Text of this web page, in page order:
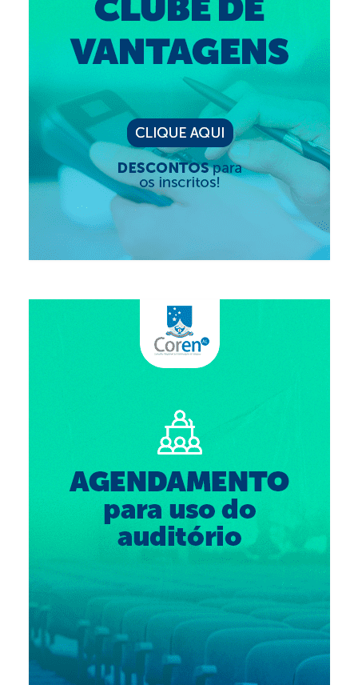
Editais e licitação
Eleições
Responsabilidade Técnica
Legislações
Decisões
Portarias
Resoluções
Processos Éticos
Censura Pública
Suspensão do Exercício Profissional
Procedimento para registro
Valores dos serviços
Reserva de auditório
Notícias
Ouvidoria
Contatos
Fale Conosco